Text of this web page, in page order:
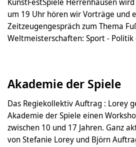
um 19 Uhr hören wir Vorträge und
Zeitzeugengespräch zum Thema
Weltmeisterschaften: Sport - Politik
Akademie der Spiele
Das Regiekollektiv Auftrag : Lorey
Akademie der Spiele einen
zwischen 10 und 17 Jahren. Ganz
von Stefanie Lorey und Björn